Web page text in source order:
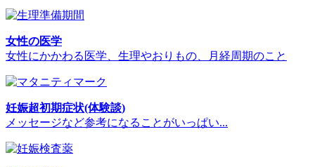
女性の医学
女性にかかわる医学、生理やおりもの、月経周期のこと
妊娠超初期症状(体験談)
メッセージなど参考になることがいっぱい...